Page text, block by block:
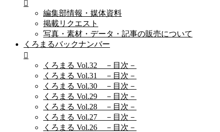
編集部情報・媒体資料
掲載リクエスト
写真・素材・データ・記事の販売について
くろまるバックナンバー
くろまる Vol.32 －目次－
くろまる Vol.31 －目次－
くろまる Vol.30 －目次－
くろまる Vol.29 －目次－
くろまる Vol.28 －目次－
くろまる Vol.27 －目次－
くろまる Vol.26 －目次－